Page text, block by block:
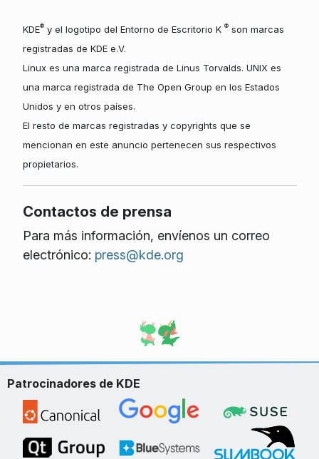
KDE®y el logotipo del Entorno de Escritorio K ®son marcas
registradas de KDE e.V.
Linux es una marca registrada de Linus Torvalds. UNIX es
una marca registrada de The Open Group en los Estados
Unidos y en otros países.
El resto de marcas registradas y copyrights que se
mencionan en este anuncio pertenecen sus respectivos
propietarios.
Contactos de prensa
Para más información, envíenos un correo
electrónico: press@kde.org
Patrocinadores de KDE